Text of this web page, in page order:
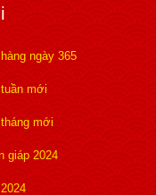
ngày 365
mới
mới
giáp 2024